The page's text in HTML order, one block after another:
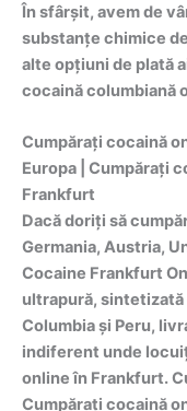
În sfârșit, avem de
substanțe chimice
alte opțiuni de plată
cocaină columbiană
Cumpărați cocaină
Europa | Cumpărați
Frankfurt
Dacă doriți să
Germania, Austria,
Cocaine Frankfurt
ultrapură, sintetizată
Columbia și Peru,
indiferent unde
online în Frankfurt.
Cumpărați cocaină